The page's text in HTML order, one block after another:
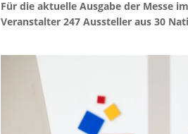
Für die aktuelle Ausgabe der Messe
Veranstalter 247 Aussteller aus 30